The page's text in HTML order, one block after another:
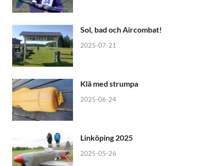
Sol, bad och Aircombat!
2025-07-21
Klä med strumpa
2025-06-24
Linköping 2025
2025-05-26